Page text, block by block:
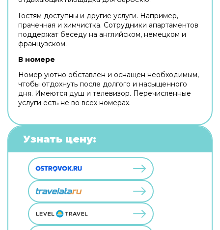
Гостям доступны и другие услуги. Например,
прачечная и химчистка. Сотрудники апартаментов
поддержат беседу на английском, немецком и
французском.
В номере
Номер уютно обставлен и оснащён необходимым,
чтобы отдохнуть после долгого и насыщенного
дня. Имеются душ и телевизор. Перечисленные
услуги есть не во всех номерах.
Узнать цену: